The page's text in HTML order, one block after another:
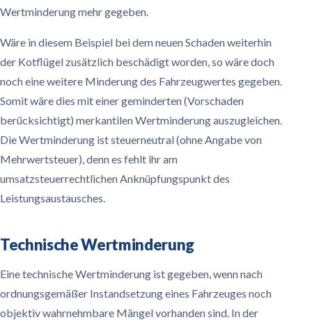
Wertminderung mehr gegeben.
Wäre in diesem Beispiel bei dem neuen Schaden weiterhin
der Kotflügel zusätzlich beschädigt worden, so wäre doch
noch eine weitere Minderung des Fahrzeugwertes gegeben.
Somit wäre dies mit einer geminderten (Vorschaden
berücksichtigt) merkantilen Wertminderung auszugleichen.
Die Wertminderung ist steuerneutral (ohne Angabe von
Mehrwertsteuer), denn es fehlt ihr am
umsatzsteuerrechtlichen Anknüpfungspunkt des
Leistungsaustausches.
Technische Wertminderung
Eine technische Wertminderung ist gegeben, wenn nach
ordnungsgemäßer Instandsetzung eines Fahrzeuges noch
objektiv wahrnehmbare Mängel vorhanden sind. In der